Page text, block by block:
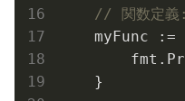
// 関数定義:
    myFunc :=
    }